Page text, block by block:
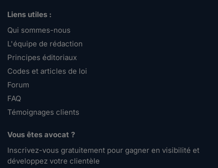
Liens utiles :
Qui sommes-nous
L'équipe de rédaction
Principes éditoriaux
Codes et articles de loi
Forum
FAQ
Témoignages clients
Vous êtes avocat ?
Inscrivez-vous gratuitement pour gagner en visibilité et
développez votre clientèle